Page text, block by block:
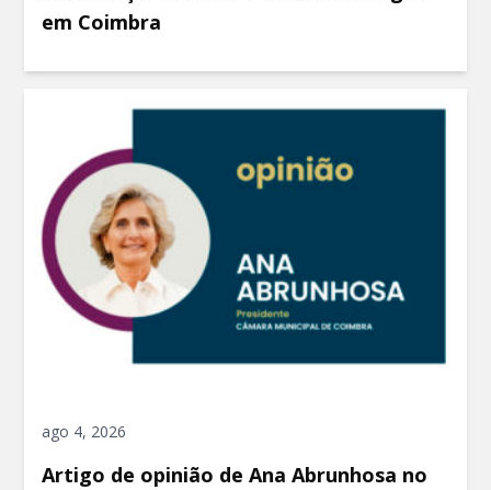
em Coimbra
ago 4, 2026
Artigo de opinião de Ana Abrunhosa no